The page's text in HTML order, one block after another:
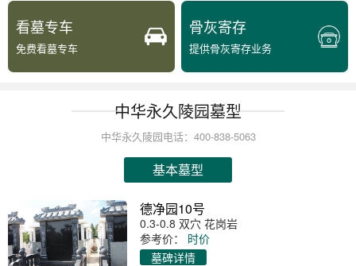
看墓专车
免费看墓专车
骨灰寄存
提供骨灰寄存业务
中华永久陵园墓型
中华永久陵园电话：400-838-5063
基本墓型
德净园10号
0.3-0.8 双穴 花岗岩
参考价：
时价
墓碑详情